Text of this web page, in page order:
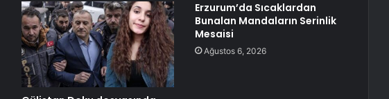
Erzurum’da Sıcaklardan
Bunalan Mandaların Serinlik
Mesaisi
Ağustos 6, 2026